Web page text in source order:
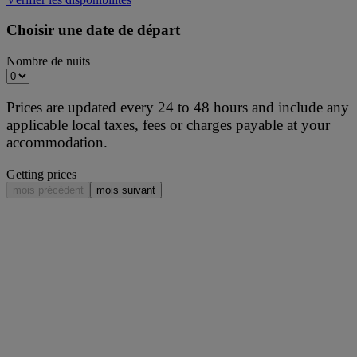
Choisir une date de départ
Nombre de nuits
Prices are updated every 24 to 48 hours and include any
applicable local taxes, fees or charges payable at your
accommodation.
Getting prices
mois précédent mois suivant